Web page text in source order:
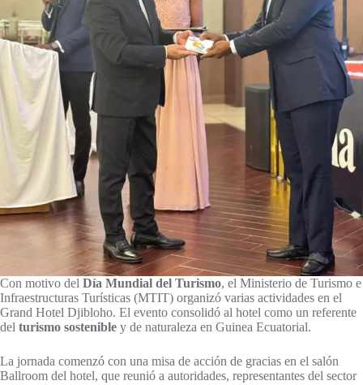
Con motivo del Día Mundial del Turismo, el Ministerio de Turismo e
Infraestructuras Turísticas (MTIT) organizó varias actividades en el
Grand Hotel Djibloho. El evento consolidó al hotel como un referente
del turismo sostenible y de naturaleza en Guinea Ecuatorial.
La jornada comenzó con una misa de acción de gracias en el salón
Ballroom del hotel, que reunió a autoridades, representantes del sector